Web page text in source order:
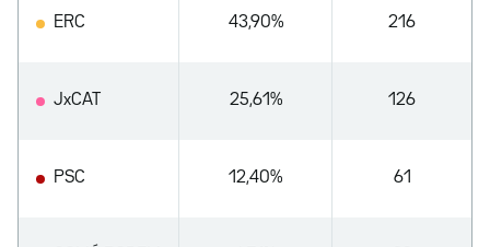
ERC 43,90% 216
JxCAT 25,61% 126
PSC 12,40% 61